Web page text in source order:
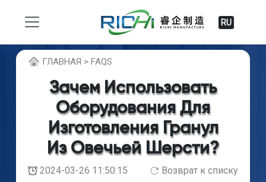
RU
ГЛABHAЯ > FAQS
Зачем Использовать
Оборудования Для
Изготовления Гранул
Из Овечьей Шерсти?
2024-03-26 11:50:15 Возврат к списку